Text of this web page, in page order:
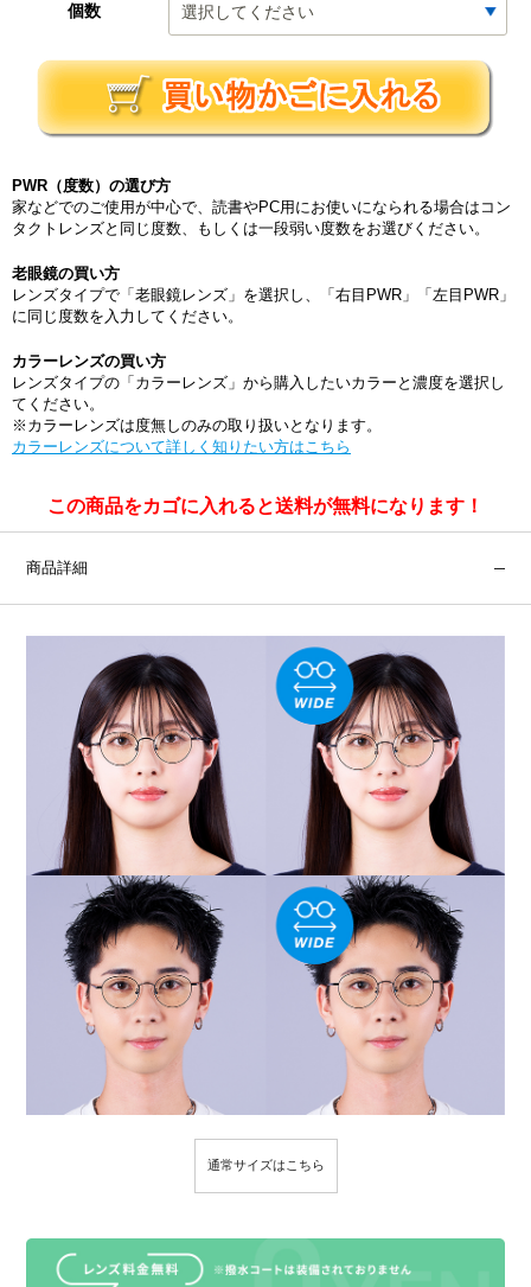
個数
PWR（度数）の選び方
家などでのご使用が中心で、読書やPC用にお使いになられる場合はコン
タクトレンズと同じ度数、もしくは一段弱い度数をお選びください。
老眼鏡の買い方
レンズタイプで「老眼鏡レンズ」を選択し、「右目PWR」「左目PWR」
に同じ度数を入力してください。
カラーレンズの買い方
レンズタイプの「カラーレンズ」から購入したいカラーと濃度を選択し
てください。
※カラーレンズは度無しのみの取り扱いとなります。
カラーレンズについて詳しく知りたい方はこちら
この商品をカゴに入れると送料が無料になります！
商品詳細
通常サイズはこちら